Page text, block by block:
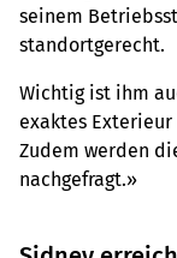
seinem
standortgerecht.
Wichtig ist ihm
exaktes
Zudem werden
nachgefragt.»